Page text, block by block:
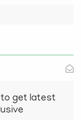
get latest